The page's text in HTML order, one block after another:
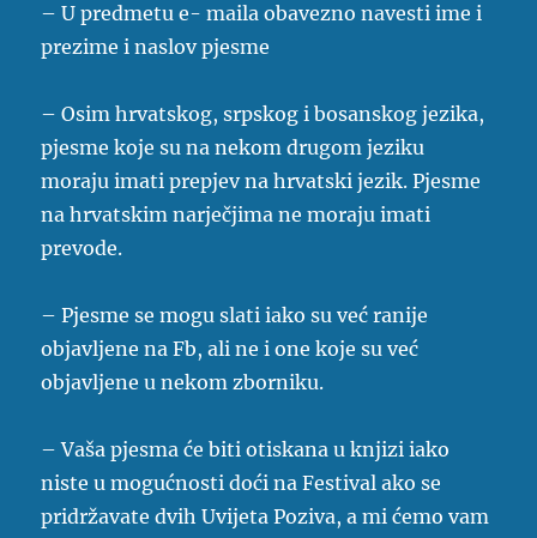
– U predmetu e- maila obavezno navesti ime i
prezime i naslov pjesme
– Osim hrvatskog, srpskog i bosanskog jezika,
pjesme koje su na nekom drugom jeziku
moraju imati prepjev na hrvatski jezik. Pjesme
na hrvatskim narječjima ne moraju imati
prevode.
– Pjesme se mogu slati iako su već ranije
objavljene na Fb, ali ne i one koje su već
objavljene u nekom zborniku.
– Vaša pjesma će biti otiskana u knjizi iako
niste u mogućnosti doći na Festival ako se
pridržavate dvih Uvijeta Poziva, a mi ćemo vam